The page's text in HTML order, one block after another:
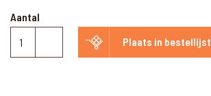
Aantal
Betonpaal
grijs
Plaats in bestellijst